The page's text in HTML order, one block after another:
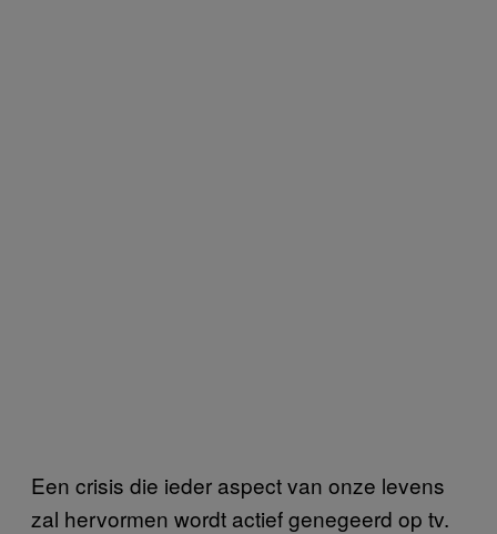
Een crisis die ieder aspect van onze levens
zal hervormen wordt actief genegeerd op tv.